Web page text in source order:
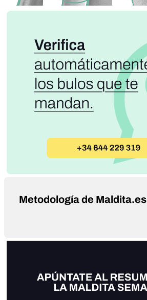
Metodología de Maldita.es